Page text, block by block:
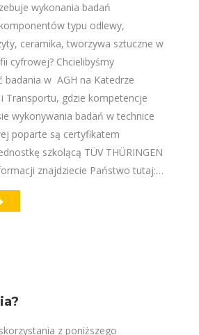
wykonania badań
typu odlewy,
ceramika, tworzywa sztuczne w
cyfrowej? Chcielibyśmy
badania w AGH na Katedrze
Transportu, gdzie kompetencje
wykonywania badań w technice
poparte są certyfikatem
szkolącą TÜV THÜRINGEN
znajdziecie Państwo tutaj:…
z poniższego